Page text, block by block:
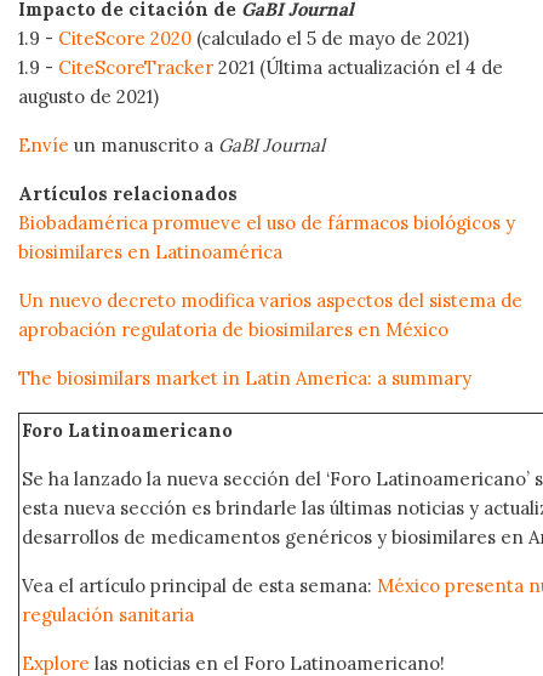
Impacto de citación de GaBI Journal
1.9 - CiteScore 2020 (calculado el 5 de mayo de 2021)
1.9 - CiteScoreTracker 2021 (Última actualización el 4 de
augusto de 2021)
Envíe un manuscrito a GaBI Journal
Artículos relacionados
Biobadamérica promueve el uso de fármacos biológicos y
biosimilares en Latinoamérica
Un nuevo decreto modifica varios aspectos del sistema de
aprobación regulatoria de biosimilares en México
The biosimilars market in Latin America: a summary
Foro Latinoamericano
Se ha lanzado la nueva sección del ‘Foro Latinoamericano’
esta nueva sección es brindarle las últimas noticias y
desarrollos de medicamentos genéricos y biosimilares en
Vea el artículo principal de esta semana: México presenta
regulación sanitaria
Explore las noticias en el Foro Latinoamericano!